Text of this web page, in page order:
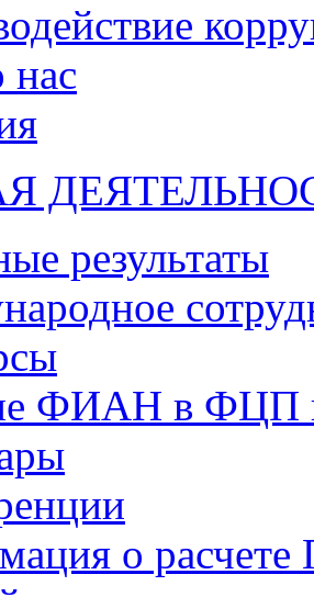
результаты
ФИАН в ФЦП
о